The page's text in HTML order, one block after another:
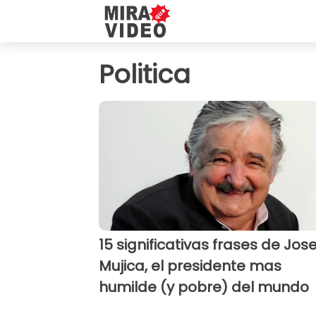
Politica
15 significativas frases de
Mujica, el presidente mas
humilde (y pobre) del mundo